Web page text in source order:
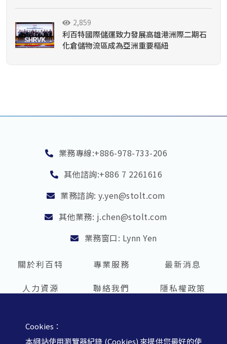
2,859
利百特國際儲運致力發展高雄港洲際二期石
化倉儲物流區成為亞洲重要樞紐
業務專線:+886-978-733-206
其他諮詢:+886 7 2261616
業務諮詢: y.yen@stolt.com
其他業務: j.chen@stolt.com
業務窗口: Lynn Yen
關於利百特 專業服務
最新消息
人力資源
聯絡我們 隱私權政策
利百景股份有限公司
Cookies：
本網站使用瀏覽器紀錄 (Cookies) 來提供您最好的使